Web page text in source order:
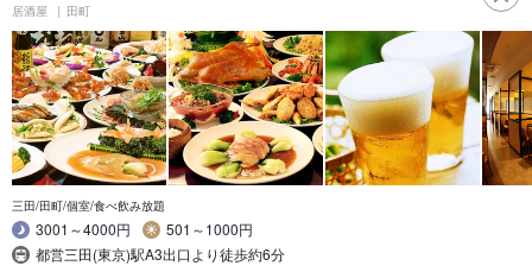
居酒屋 田町
三田/田町/個室/食べ飲み放題
3001～4000円
501～1000円
都営三田(東京)駅A3出口より徒歩約6分